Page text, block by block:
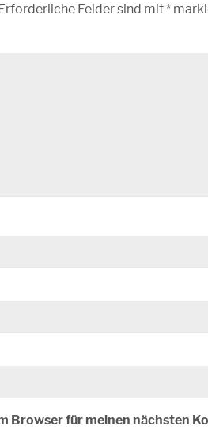
Felder sind mit*
Browser für meinen nächsten